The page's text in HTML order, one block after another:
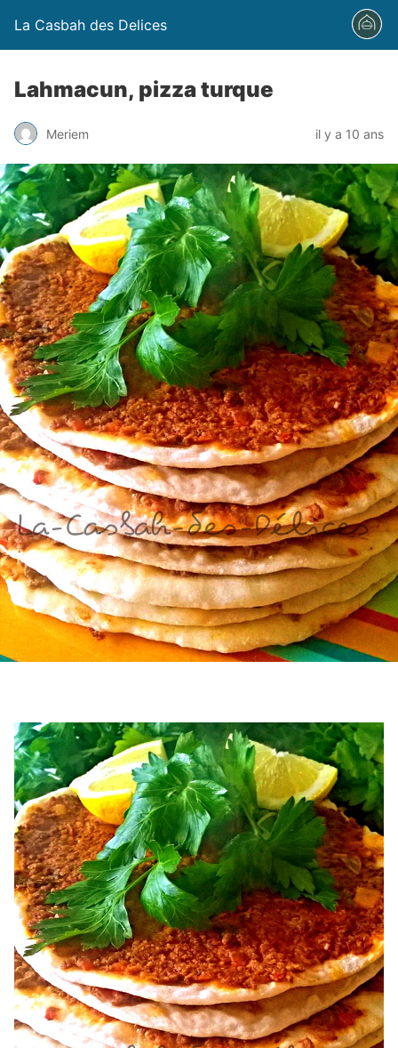
La Casbah des Delices
Lahmacun, pizza turque
Meriem il y a 10 ans